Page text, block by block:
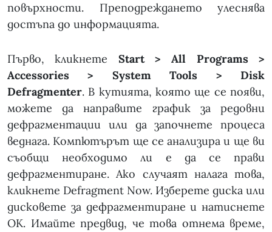
повърхности. Преподреждането улеснява
достъпа до информацията.
Първо, кликнете Start > All Programs >
Accessories > System Tools > Disk
Defragmenter. В кутията, която ще се появи,
можете да направите график за редовни
дефрагментации или да започнете процеса
веднага. Компютърът ще се анализира и ще ви
съобщи необходимо ли е да се прави
дефрагментиране. Ако случаят налага това,
кликнете Defragment Now. Изберете диска или
дисковете за дефрагментиране и натиснете
OK. Имайте предвид, че това отнема време,